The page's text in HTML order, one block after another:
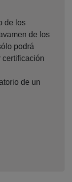
de los
de los
podrá
certificación
de un